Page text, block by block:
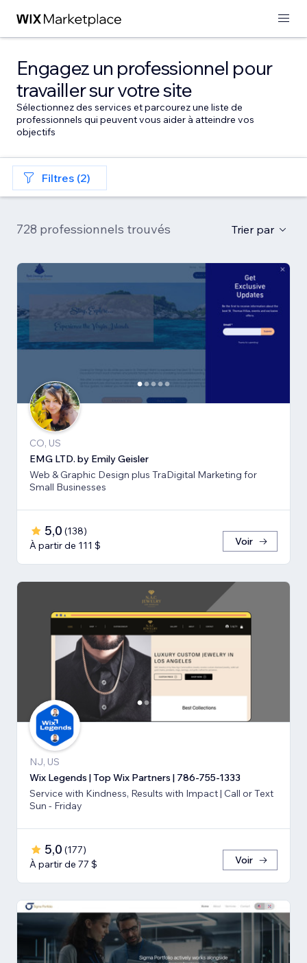
Engagez un professionnel pour
travailler sur votre site
Sélectionnez des services et parcourez une liste de
professionnels qui peuvent vous aider à atteindre vos
objectifs
Filtres (2)
728 professionnels trouvés Trier par
CO, US
EMG LTD. by Emily Geisler
Web & Graphic Design plus TraDigital Marketing for
Small Businesses
5,0 (138)
À partir de 111 $
Voir
NJ, US
Wix Legends | Top Wix Partners | 786-755-1333
Service with Kindness, Results with Impact | Call or Text
Sun - Friday
5,0 (177)
À partir de 77 $
Voir